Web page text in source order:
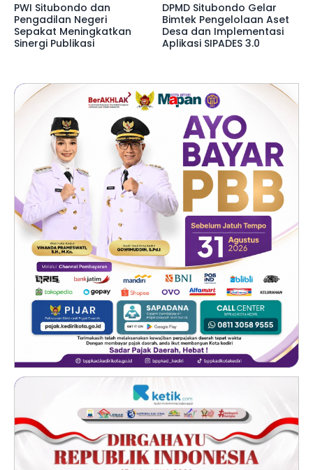
PWI Situbondo dan
Pengadilan Negeri
Sepakat Meningkatkan
Sinergi Publikasi
DPMD Situbondo Gelar
Bimtek Pengelolaan Aset
Desa dan Implementasi
Aplikasi SIPADES 3.0